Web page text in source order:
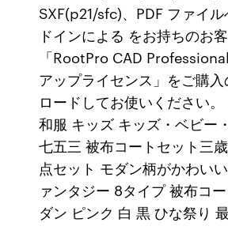
SXF(p21/sfc)、PDF ファイ
ドインによる をお持ちのお客
「RootPro CAD
アップライセンス」をご購
ロードしてお使いください
和服 キッズ キッズ・ベビー
七五三 被布コートセット三
点セット モダン柄がかわい
ァンタジー 8タイプ 被布コ
ダン ピンク 白 黒 ひな祭り